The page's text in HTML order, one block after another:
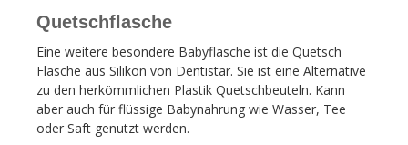
Quetschflasche
Eine weitere besondere Babyflasche ist die Quetsch
Flasche aus Silikon von Dentistar. Sie ist eine Alternative
zu den herkömmlichen Plastik Quetschbeuteln. Kann
aber auch für flüssige Babynahrung wie Wasser, Tee
oder Saft genutzt werden.